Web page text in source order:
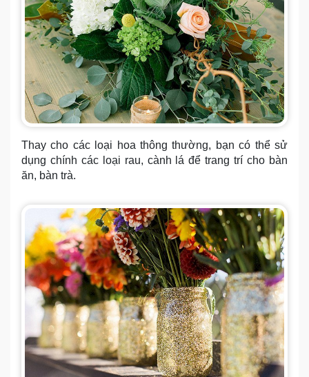
Thay cho các loại hoa thông thường, bạn có thể sử
dụng chính các loại rau, cành lá để trang trí cho bàn
ăn, bàn trà.